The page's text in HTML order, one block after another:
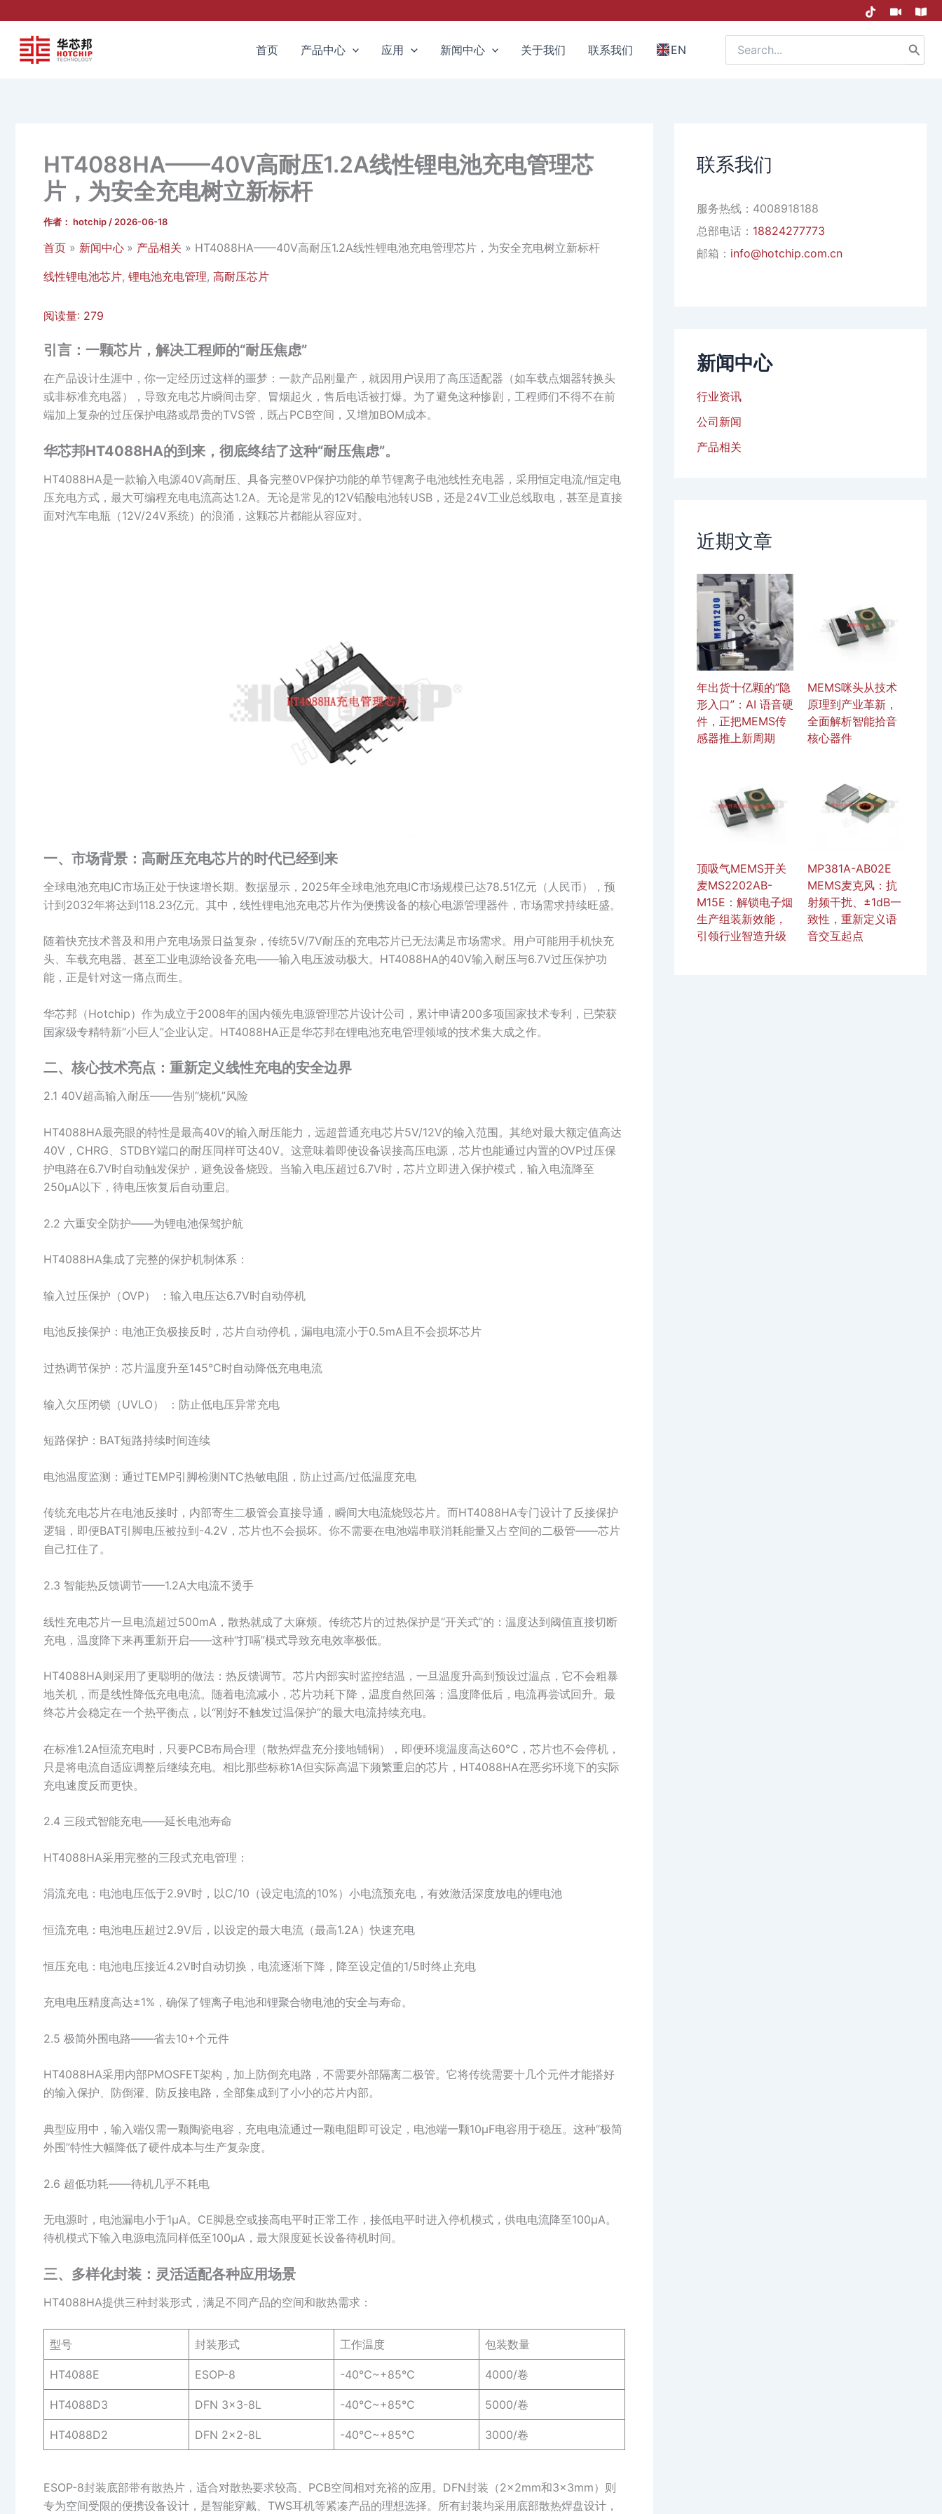
首页 产品中心 应用 新闻中心 关于我们 联系我们 EN
Search
for:
HT4088HA——40V高耐压1.2A线性锂电池充电管理芯
片，为安全充电树立新标杆
作者： hotchip / 2026-06-18
首页 新闻中心 产品相关 HT4088HA——40V高耐压1.2A线性锂电池充电管理芯片，为安全充电树立新标杆
线性锂电池芯片, 锂电池充电管理, 高耐压芯片
阅读量: 279
引言：一颗芯片，解决工程师的“耐压焦虑”
在产品设计生涯中，你一定经历过这样的噩梦：一款产品刚量产，就因用户误用了高压适配器（如车载点烟器转换头
或非标准充电器），导致充电芯片瞬间击穿、冒烟起火，售后电话被打爆。为了避免这种惨剧，工程师们不得不在前
端加上复杂的过压保护电路或昂贵的TVS管，既占PCB空间，又增加BOM成本。
华芯邦HT4088HA的到来，彻底终结了这种“耐压焦虑”。
HT4088HA是一款输入电源40V高耐压、具备完整0VP保护功能的单节锂离子电池线性充电器，采用恒定电流/恒定电
压充电方式，最大可编程充电电流高达1.2A。无论是常见的12V铅酸电池转USB，还是24V工业总线取电，甚至是直接
面对汽车电瓶（12V/24V系统）的浪涌，这颗芯片都能从容应对。
一、市场背景：高耐压充电芯片的时代已经到来
全球电池充电IC市场正处于快速增长期。数据显示，2025年全球电池充电IC市场规模已达78.51亿元（人民币），预
计到2032年将达到118.23亿元。其中，线性锂电池充电芯片作为便携设备的核心电源管理器件，市场需求持续旺盛。
随着快充技术普及和用户充电场景日益复杂，传统5V/7V耐压的充电芯片已无法满足市场需求。用户可能用手机快充
头、车载充电器、甚至工业电源给设备充电——输入电压波动极大。HT4088HA的40V输入耐压与6.7V过压保护功
能，正是针对这一痛点而生。
华芯邦（Hotchip）作为成立于2008年的国内领先电源管理芯片设计公司，累计申请200多项国家技术专利，已荣获
国家级专精特新“小巨人”企业认定。HT4088HA正是华芯邦在锂电池充电管理领域的技术集大成之作。
二、核心技术亮点：重新定义线性充电的安全边界
2.1 40V超高输入耐压——告别“烧机”风险
HT4088HA最亮眼的特性是最高40V的输入耐压能力，远超普通充电芯片5V/12V的输入范围。其绝对最大额定值高达
40V，CHRG、STDBY端口的耐压同样可达40V。这意味着即使设备误接高压电源，芯片也能通过内置的OVP过压保
护电路在6.7V时自动触发保护，避免设备烧毁。当输入电压超过6.7V时，芯片立即进入保护模式，输入电流降至
250μA以下，待电压恢复后自动重启。
2.2 六重安全防护——为锂电池保驾护航
HT4088HA集成了完整的保护机制体系：
输入过压保护（OVP） ：输入电压达6.7V时自动停机
电池反接保护：电池正负极接反时，芯片自动停机，漏电电流小于0.5mA且不会损坏芯片
过热调节保护：芯片温度升至145℃时自动降低充电电流
输入欠压闭锁（UVLO） ：防止低电压异常充电
短路保护：BAT短路持续时间连续
电池温度监测：通过TEMP引脚检测NTC热敏电阻，防止过高/过低温度充电
传统充电芯片在电池反接时，内部寄生二极管会直接导通，瞬间大电流烧毁芯片。而HT4088HA专门设计了反接保护
逻辑，即便BAT引脚电压被拉到-4.2V，芯片也不会损坏。你不需要在电池端串联消耗能量又占空间的二极管——芯片
自己扛住了。
2.3 智能热反馈调节——1.2A大电流不烫手
线性充电芯片一旦电流超过500mA，散热就成了大麻烦。传统芯片的过热保护是“开关式”的：温度达到阈值直接切断
充电，温度降下来再重新开启——这种“打嗝”模式导致充电效率极低。
HT4088HA则采用了更聪明的做法：热反馈调节。芯片内部实时监控结温，一旦温度升高到预设过温点，它不会粗暴
地关机，而是线性降低充电电流。随着电流减小，芯片功耗下降，温度自然回落；温度降低后，电流再尝试回升。最
终芯片会稳定在一个热平衡点，以“刚好不触发过温保护”的最大电流持续充电。
在标准1.2A恒流充电时，只要PCB布局合理（散热焊盘充分接地铺铜），即便环境温度高达60℃，芯片也不会停机，
只是将电流自适应调整后继续充电。相比那些标称1A但实际高温下频繁重启的芯片，HT4088HA在恶劣环境下的实际
充电速度反而更快。
2.4 三段式智能充电——延长电池寿命
HT4088HA采用完整的三段式充电管理：
涓流充电：电池电压低于2.9V时，以C/10（设定电流的10%）小电流预充电，有效激活深度放电的锂电池
恒流充电：电池电压超过2.9V后，以设定的最大电流（最高1.2A）快速充电
恒压充电：电池电压接近4.2V时自动切换，电流逐渐下降，降至设定值的1/5时终止充电
充电电压精度高达±1%，确保了锂离子电池和锂聚合物电池的安全与寿命。
2.5 极简外围电路——省去10+个元件
HT4088HA采用内部PMOSFET架构，加上防倒充电路，不需要外部隔离二极管。它将传统需要十几个元件才能搭好
的输入保护、防倒灌、防反接电路，全部集成到了小小的芯片内部。
典型应用中，输入端仅需一颗陶瓷电容，充电电流通过一颗电阻即可设定，电池端一颗10μF电容用于稳压。这种“极简
外围”特性大幅降低了硬件成本与生产复杂度。
2.6 超低功耗——待机几乎不耗电
无电源时，电池漏电小于1μA。CE脚悬空或接高电平时正常工作，接低电平时进入停机模式，供电电流降至100μA。
待机模式下输入电源电流同样低至100μA，最大限度延长设备待机时间。
三、多样化封装：灵活适配各种应用场景
HT4088HA提供三种封装形式，满足不同产品的空间和散热需求：
型号 封装形式 工作温度 包装数量
HT4088E ESOP-8 -40℃~+85℃ 4000/卷
HT4088D3 DFN 3×3-8L -40℃~+85℃ 5000/卷
HT4088D2 DFN 2×2-8L -40℃~+85℃ 3000/卷
ESOP-8封装底部带有散热片，适合对散热要求较高、PCB空间相对充裕的应用。DFN封装（2×2mm和3×3mm）则
专为空间受限的便携设备设计，是智能穿戴、TWS耳机等紧凑产品的理想选择。所有封装均采用底部散热焊盘设计，
联系我们
服务热线：4008918188
总部电话： 18824277773
邮箱： info@hotchip.com.cn
新闻中心
行业资讯
公司新闻
产品相关
近期文章
年出货十亿颗的”隐
形入口”：AI 语音硬
件，正把MEMS传
感器推上新周期
MEMS咪头从技术
原理到产业革新，
全面解析智能拾音
核心器件
顶吸气MEMS开关
麦MS2202AB-
M15E：解锁电子烟
生产组装新效能，
引领行业智造升级
MP381A-AB02E
MEMS麦克风：抗
射频干扰、±1dB一
致性，重新定义语
音交互起点